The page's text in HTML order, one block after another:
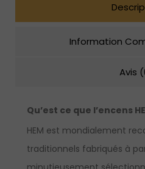
Information
Avis
Qu’est ce que l’encens
HEM est mondialement
traditionnels fabriqués à